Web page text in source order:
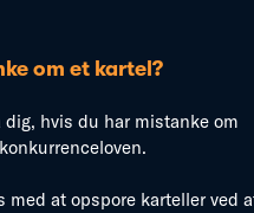
om et kartel?
dig, hvis du har mistanke om
at opspore karteller ved